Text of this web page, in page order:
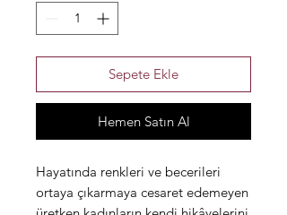
Sepete Ekle
Hemen Satın Al
Hayatında renkleri ve becerileri
ortaya çıkarmaya cesaret edemeyen